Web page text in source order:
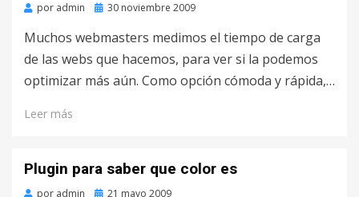
por admin
Publicado
30 noviembre 2009
Muchos webmasters medimos el tiempo de carga
de las webs que hacemos, para ver si la podemos
optimizar más aún. Como opción cómoda y rápida,…
Leer más
Plugin para saber que color es
por admin
Publicado
21 mayo 2009